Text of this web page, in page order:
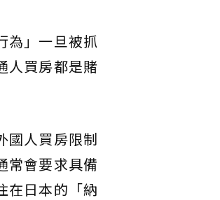
為」一旦被抓
人買房都是賭
國人買房限制
常會要求具備
在日本的「納